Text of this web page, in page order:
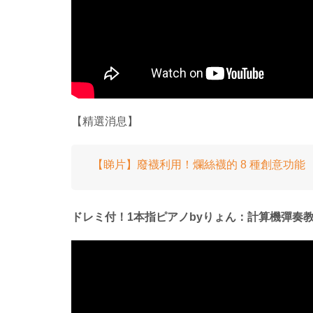
【精選消息】
【睇片】廢襪利用！爛絲襪的 8 種創意功能
ドレミ付！1本指ピアノbyりょん：計算機彈奏